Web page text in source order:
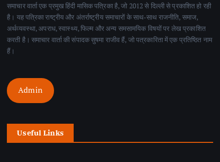
समाचार वार्ता एक प्रमुख हिंदी मासिक पत्रिका है, जो 2012 से दिल्ली से प्रकाशित हो रही
है। यह पत्रिका राष्ट्रीय और अंतर्राष्ट्रीय समाचारों के साथ-साथ राजनीति, समाज,
अर्थव्यवस्था, अपराध, स्वास्थ्य, फिल्म और अन्य समसामयिक विषयों पर लेख प्रकाशित
करती है। समाचार वार्ता की संपादक सुषमा राजीव हैं, जो पत्रकारिता में एक प्रतिष्ठित नाम
हैं।
Admin
Useful Links